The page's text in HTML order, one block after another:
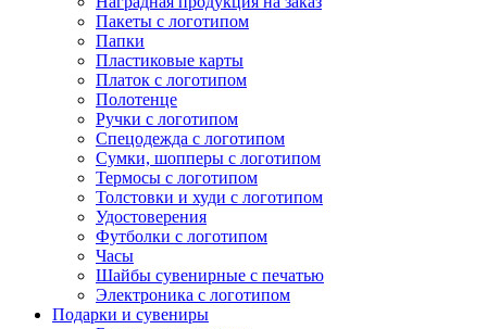
Пакеты с логотипом
Папки
Пластиковые карты
Платок с логотипом
Полотенце
Ручки с логотипом
Спецодежда с логотипом
Сумки, шопперы с логотипом
Термосы с логотипом
Толстовки и худи с логотипом
Удостоверения
Футболки с логотипом
Часы
Шайбы сувенирные с печатью
Электроника с логотипом
Подарки и сувениры